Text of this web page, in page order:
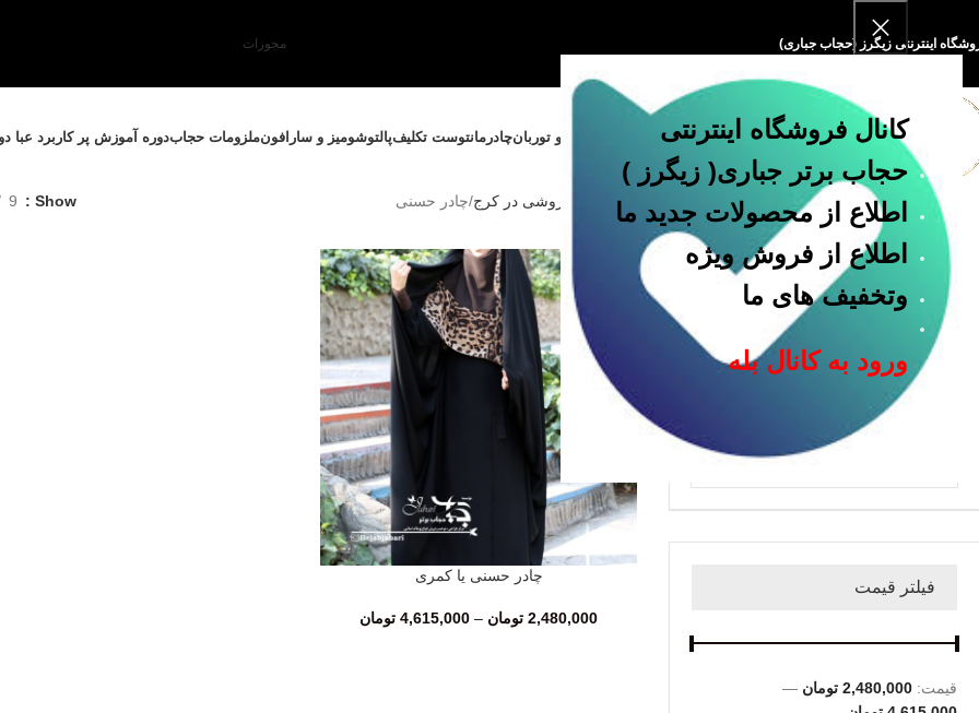
کانال فروشگاه اینترنتی
حجاب برتر جباری( زیگرز )
اطلاع از محصولات جدید ما
اطلاع از فروش ویژه
وتخفیف های ما
ورود به کانال بله
اینترنتی زیگرز (حجاب جباری) مجوزات
خانه فروشگاهمقنعه و پوشیه روسری و توربانچادر مانتوست تکلیفپالتوشومیز و سارافونملزومات حجابدوره آموزش پر کاربرد عبا
دسته بندی
روسری
ست تکلیف
شومیز
فیلتر قیمت
قیمت: 2,480,000 تومان
—
خانه چادر فروشی در کرج چادر حسنی Show
9
چادر حسنی یا کمری
2,480,000 تومان –
4,615,000 تومان